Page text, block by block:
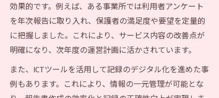
効果的です。例えば、ある事業所では利用者アンケート
を年次報告に取り入れ、保護者の満足度や要望を定量的
に把握しました。これにより、サービス内容の改善点が
明確になり、次年度の運営計画に活かされています。
また、ICTツールを活用して記録のデジタル化を進めた事
例もあります。これにより、情報の一元管理が可能とな